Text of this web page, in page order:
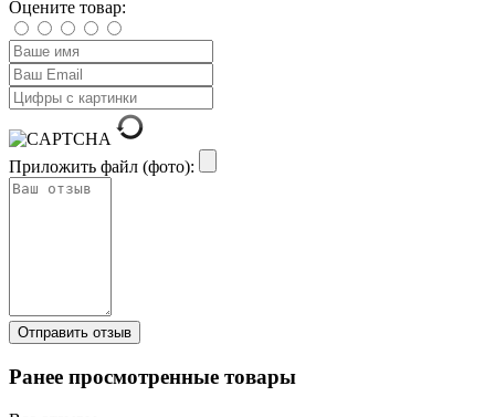
Оцените товар:
Приложить файл (фото):
Ранее просмотренные товары